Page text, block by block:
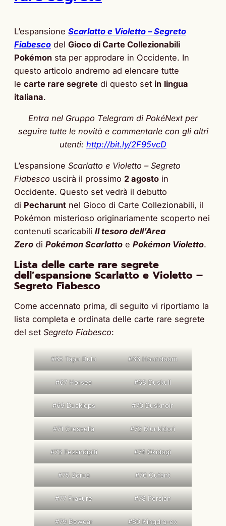
L’espansione Scarlatto e Violetto – Segreto
Fiabesco del Gioco di Carte Collezionabili
Pokémon sta per approdare in Occidente. In
questo articolo andremo ad elencare tutte
le carte rare segrete di questo set in lingua
italiana.
Entra nel Gruppo Telegram di PokéNext per
seguire tutte le novità e commentarle con gli altri
utenti: http://bit.ly/2F95vcD
L’espansione Scarlatto e Violetto – Segreto
Fiabesco uscirà il prossimo 2 agosto in
Occidente. Questo set vedrà il debutto
di Pecharunt nel Gioco di Carte Collezionabili, il
Pokémon misterioso originariamente scoperto nei
contenuti scaricabili Il tesoro dell’Area
Zero di Pokémon Scarlatto e Pokémon Violetto.
Lista delle carte rare segrete
dell’espansione Scarlatto e Violetto –
Segreto Fiabesco
Come accennato prima, di seguito vi riportiamo la
lista completa e ordinata delle carte rare segrete
del set Segreto Fiabesco:
#65 Tapu Bulu #66 Houndoom
#67 Horsea #68 Duskull
#69 Dusklops #70 Dusknoir
#71 Cresselia #72 Munkidori
#73 Fezandipiti #74 Okidogi
#75 Zorua #76 Cufant
#77 Fraxure #78 Persian
#79 Bewear #80 Kingdra-ex